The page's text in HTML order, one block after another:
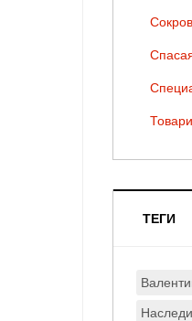
ТЕГИ